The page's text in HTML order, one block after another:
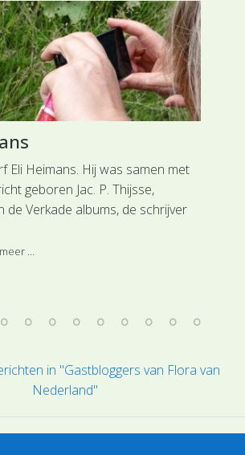
Eli Heimans. Hij was samen met
geboren Jac. P. Thijsse,
de Verkade albums, de schrijver
Flora van Nederland.
...
in "Gastbloggers van Flora van
Nederland"